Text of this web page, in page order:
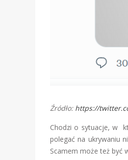
Źródło: https://
Chodzi o sytuacje, w
polegać na ukrywaniu
Scamem może też być